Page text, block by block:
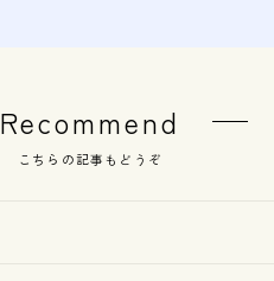
Recommend
こちらの記事もどうぞ